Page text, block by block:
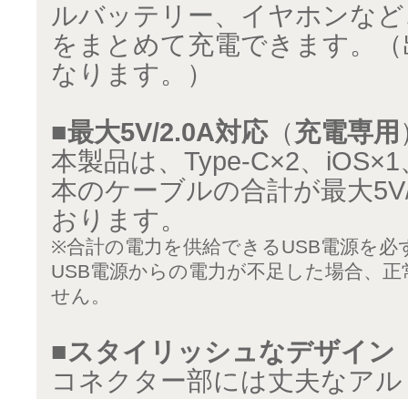
ルバッテリー、イヤホンな
をまとめて充電できます。
なります。）
■最大5V/2.0A対応（充電専用
本製品は、Type-C×2、
本のケーブルの合計が最大
おります。
※合計の電力を供給できるUSB電源を必
USB電源からの電力が不足した場合、
せん。
■スタイリッシュなデザイン
コネクター部には丈夫なア